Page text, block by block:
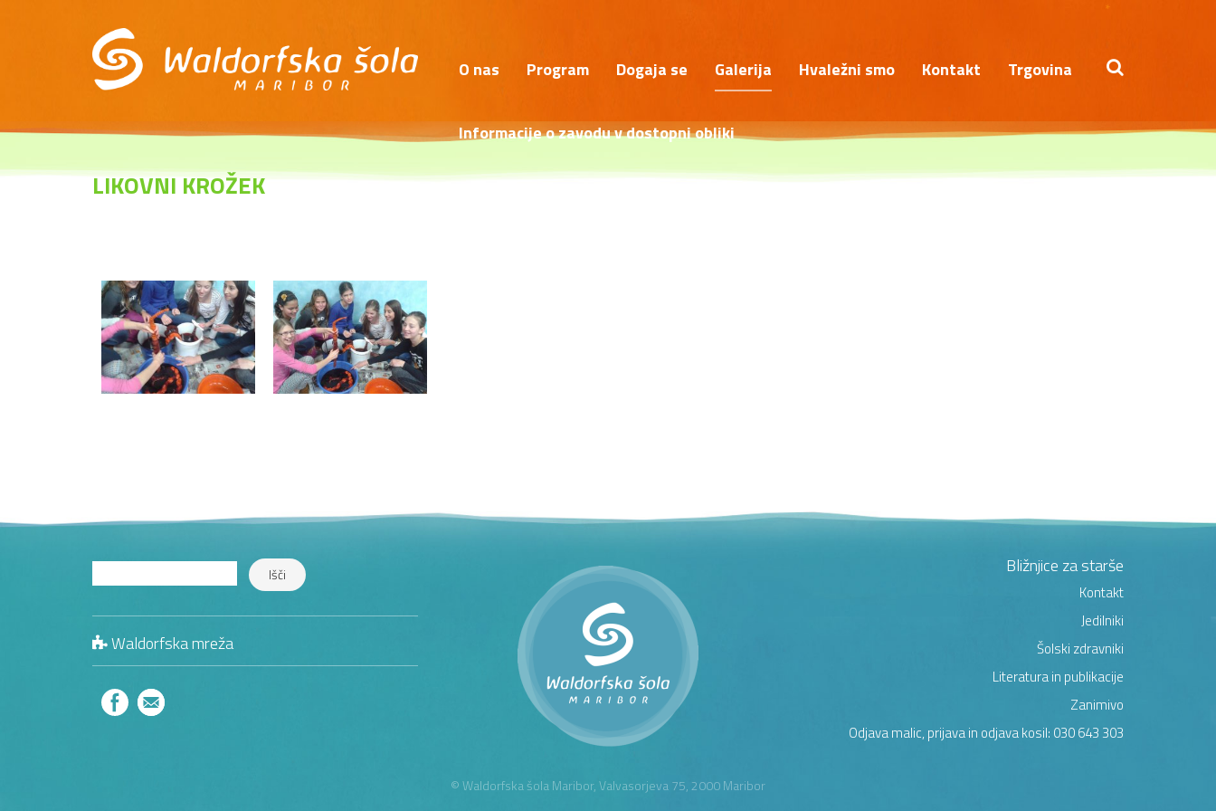
*
O nas Program Dogaja se Galerija Hvaležni smo Kontakt Trgovina
Informacije o zavodu v dostopni obliki
LIKOVNI KROŽEK
Waldorfska mreža
Bližnjice za starše
Kontakt
Jedilniki
Šolski zdravniki
Literatura in publikacije
Zanimivo
Odjava malic, prijava in odjava kosil: 030 643 303
© Waldorfska šola Maribor, Valvasorjeva 75, 2000 Maribor